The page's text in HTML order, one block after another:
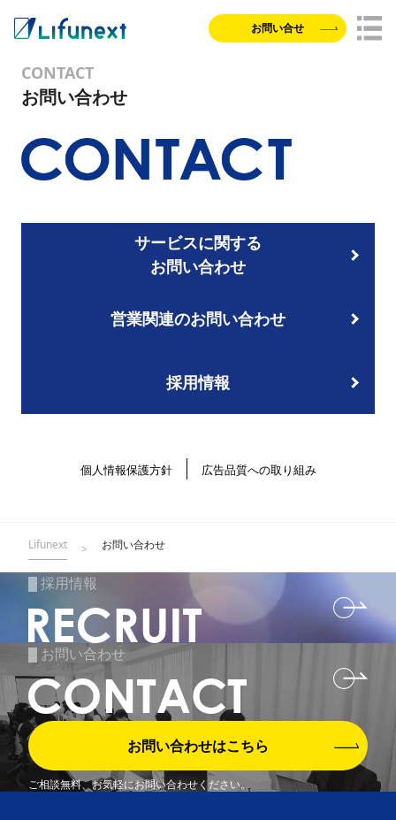
お問い合せ
CONTACT
お問い合わせ
サービスに関する
お問い合わせ
営業関連のお問い合わせ
採用情報
個人情報保護方針 広告品質への取り組み
Lifunext > お問い合わせ
採用情報
お問い合わせ
お問い合わせはこちら
ご相談無料、お気軽にお問い合わせください。